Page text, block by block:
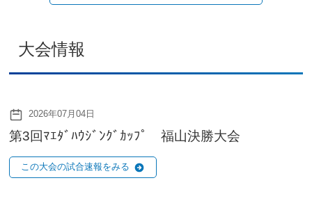
大会情報
2026年07月04日
第3回ﾏｴﾀﾞﾊｳｼﾞﾝｸﾞｶｯﾌﾟ 福山決勝大会
この大会の試合速報をみる